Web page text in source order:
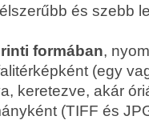
és szebb
formában,
(egy
keretezve, akár
(TIFF és